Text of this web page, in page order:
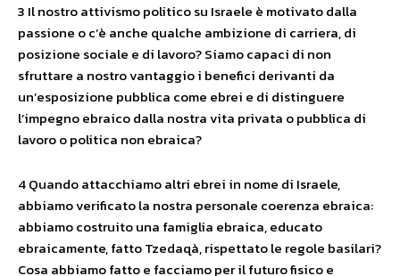
3 Il nostro attivismo politico su Israele è motivato dalla
passione o c’è anche qualche ambizione di carriera, di
posizione sociale e di lavoro? Siamo capaci di non
sfruttare a nostro vantaggio i benefici derivanti da
un’esposizione pubblica come ebrei e di distinguere
l’impegno ebraico dalla nostra vita privata o pubblica di
lavoro o politica non ebraica?
4 Quando attacchiamo altri ebrei in nome di Israele,
abbiamo verificato la nostra personale coerenza ebraica:
abbiamo costruito una famiglia ebraica, educato
ebraicamente, fatto Tzedaqà, rispettato le regole basilari?
Cosa abbiamo fatto e facciamo per il futuro fisico e